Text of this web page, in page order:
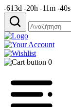
-613d -20h -11m -40s
Αναζήτηση
για:
0